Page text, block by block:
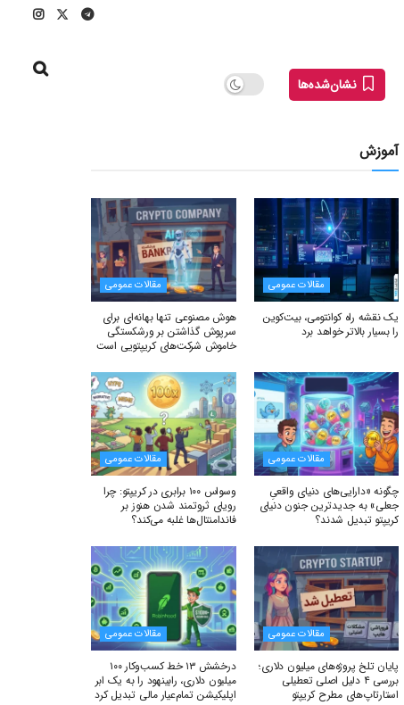
نشان‌شده‌ها
آموزش
مقالات عمومی
یک نقشه راه کوانتومی، بیت‌کوین
را بسیار بالاتر خواهد برد
مقالات عمومی
هوش مصنوعی تنها بهانه‌ای برای
سرپوش گذاشتن بر ورشکستگی
خاموش شرکت‌های کریپتویی است
مقالات عمومی
چگونه «دارایی‌های دنیای واقعیِ
جعلی» به جدیدترین جنون دنیای
کریپتو تبدیل شدند؟
مقالات عمومی
وسواس ۱۰۰ برابری در کریپتو: چرا
رویای ثروتمند شدن هنوز بر
فاندامنتال‌ها غلبه می‌کند؟
مقالات عمومی
پایان تلخ پروژه‌های میلیون دلاری؛
بررسی ۴ دلیل اصلی تعطیلی
استارتاپ‌های مطرح کریپتو
مقالات عمومی
درخشش ۱۳ خط کسب‌وکار ۱۰۰
میلیون دلاری، رابینهود را به یک ابر
اپلیکیشن تمام‌عیار مالی تبدیل کرد